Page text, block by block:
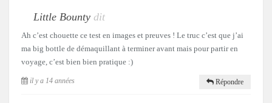
Little Bounty dit
Ah c’est chouette ce test en images et preuves ! Le truc c’est que j’ai
ma big bottle de démaquillant à terminer avant mais pour partir en
voyage, c’est bien bien pratique :)
il y a 14 années Répondre